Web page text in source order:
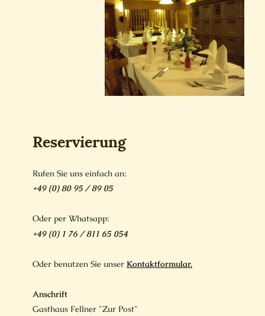
Reservierung
Rufen Sie uns einfach an:
+49 (0) 80 95 / 89 05
Oder per Whatsapp:
+49 (0) 1 76 / 811 65 054
Oder benutzen Sie unser Kontaktformular.
Anschrift
Gasthaus Fellner "Zur Post"